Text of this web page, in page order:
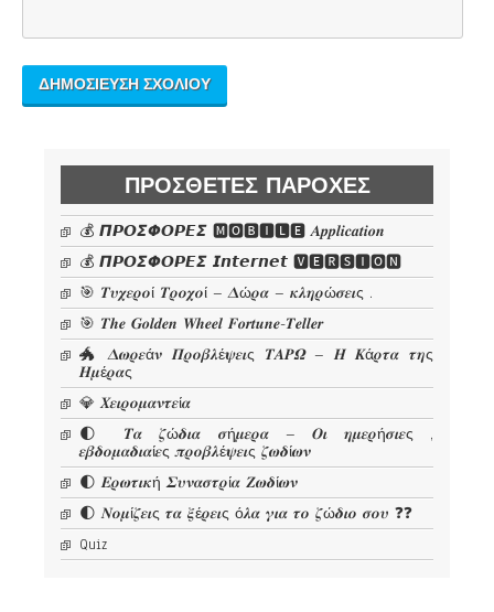
ΠΡΌΣΘΕΤΕΣ ΠΑΡΟΧΈΣ
💰 𝞟𝞠𝞞𝞢𝞥𝞞𝞠𝞔𝞢 🅼🅾🅱🅸🅻🅴 𝜜𝒑𝒑𝒍𝒊𝒄𝒂𝒕𝒊𝒐𝒏
💰 𝞟𝞠𝞞𝞢𝞥𝞞𝞠𝞔𝞢 𝙄𝙣𝙩𝙚𝙧𝙣𝙚𝙩 🆅🅴🆁🆂🅸🅾🅽
🎯 𝜯𝝊𝝌𝜺𝝆𝝄ί 𝜯𝝆𝝄𝝌𝝄ί – 𝜟ώ𝝆𝜶 – 𝜿𝝀𝜼𝝆ώ𝝈𝜺𝜾ς .
🎯 𝑻𝒉𝒆 𝑮𝒐𝒍𝒅𝒆𝒏 𝑾𝒉𝒆𝒆𝒍 𝑭𝒐𝒓𝒕𝒖𝒏𝒆-𝑻𝒆𝒍𝒍𝒆𝒓
🐲 𝜟𝝎𝝆𝜺ά𝝂 𝜫𝝆𝝄𝜷𝝀έ𝝍𝜺𝜾ς 𝜯𝜜𝜬𝜴 – 𝜢 𝜥ά𝝆𝝉𝜶 𝝉𝜼ς
𝜢𝝁έ𝝆𝜶ς
💎 𝜲𝜺𝜾𝝆𝝄𝝁𝜶𝝂𝝉𝜺ί𝜶
🌓 𝜯𝜶 𝜻ώ𝜹𝜾𝜶 𝝈ή𝝁𝜺𝝆𝜶 – 𝜪𝜾 𝜼𝝁𝜺𝝆ή𝝈𝜾𝜺ς ,
𝜺𝜷𝜹𝝄𝝁𝜶𝜹𝜾𝜶ί𝜺ς 𝝅𝝆𝝄𝜷𝝀έ𝝍𝜺𝜾ς 𝜻𝝎𝜹ί𝝎𝝂
🌓 𝜠𝝆𝝎𝝉𝜾𝜿ή 𝜮𝝊𝝂𝜶𝝈𝝉𝝆ί𝜶 𝜡𝝎𝜹ί𝝎𝝂
🌓 𝜨𝝄𝝁ί𝜻𝜺𝜾ς 𝝉𝜶 𝝃έ𝝆𝜺𝜾ς ό𝝀𝜶 𝜸𝜾𝜶 𝝉𝝄 𝜻ώ𝜹𝜾𝝄 𝝈𝝄𝝊 ❓❓
Quiz